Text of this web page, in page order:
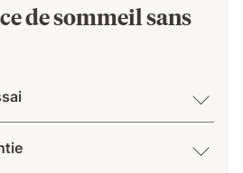
de sommeil sans